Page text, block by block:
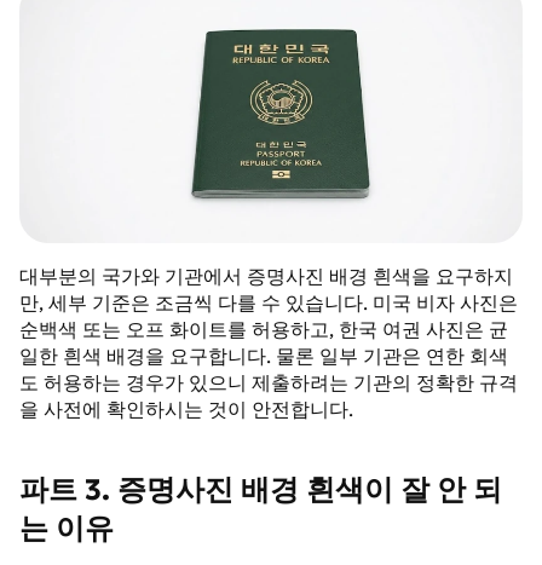
대부분의 국가와 기관에서 증명사진 배경 흰색을 요구하지
만, 세부 기준은 조금씩 다를 수 있습니다. 미국 비자 사진은
순백색 또는 오프 화이트를 허용하고, 한국 여권 사진은 균
일한 흰색 배경을 요구합니다. 물론 일부 기관은 연한 회색
도 허용하는 경우가 있으니 제출하려는 기관의 정확한 규격
을 사전에 확인하시는 것이 안전합니다.
파트 3. 증명사진 배경 흰색이 잘 안 되
는 이유